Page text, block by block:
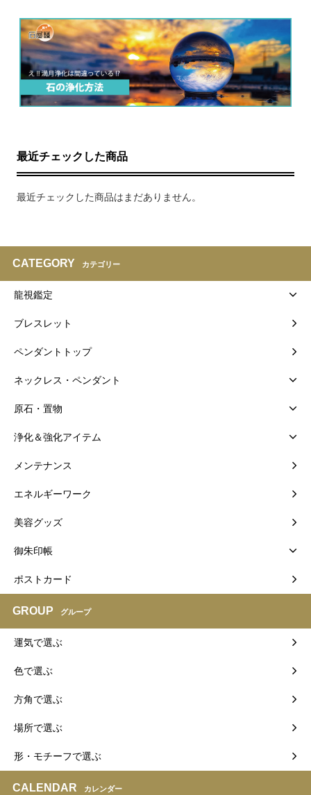
最近チェックした商品
最近チェックした商品はまだありません。
CATEGORY カテゴリー
龍視鑑定
ブレスレット
ペンダントトップ
ネックレス・ペンダント
原石・置物
浄化＆強化アイテム
メンテナンス
エネルギーワーク
美容グッズ
御朱印帳
ポストカード
GROUP グループ
運気で選ぶ
色で選ぶ
方角で選ぶ
場所で選ぶ
形・モチーフで選ぶ
CALENDAR カレンダー